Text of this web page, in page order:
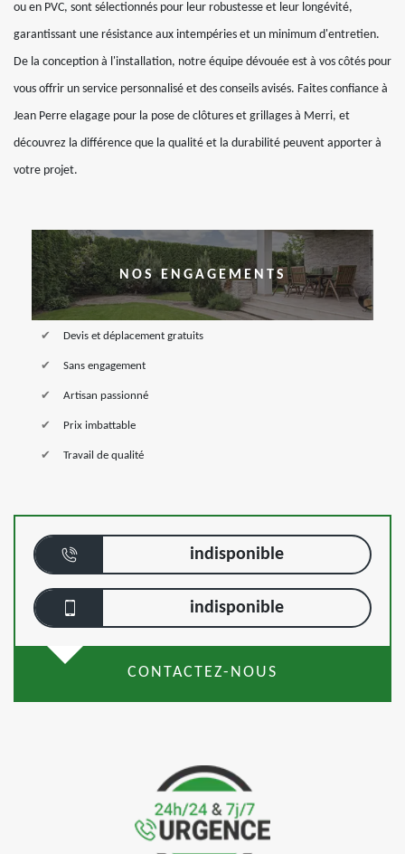
ou en PVC, sont sélectionnés pour leur robustesse et leur longévité,
garantissant une résistance aux intempéries et un minimum d'entretien.
De la conception à l'installation, notre équipe dévouée est à vos côtés pour
vous offrir un service personnalisé et des conseils avisés. Faites confiance à
Jean Perre elagage pour la pose de clôtures et grillages à Merri, et
découvrez la différence que la qualité et la durabilité peuvent apporter à
votre projet.
NOS ENGAGEMENTS
Devis et déplacement gratuits
Sans engagement
Artisan passionné
Prix imbattable
Travail de qualité
indisponible
indisponible
CONTACTEZ-NOUS